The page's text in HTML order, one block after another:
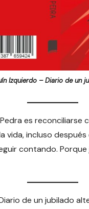
Izquierdo – Diario de un
es reconciliarse
vida, incluso
contando.
de un jubilado